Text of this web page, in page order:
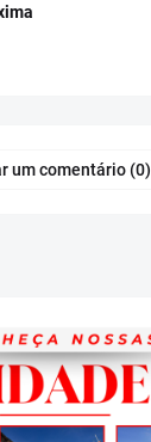
um comentário (0)